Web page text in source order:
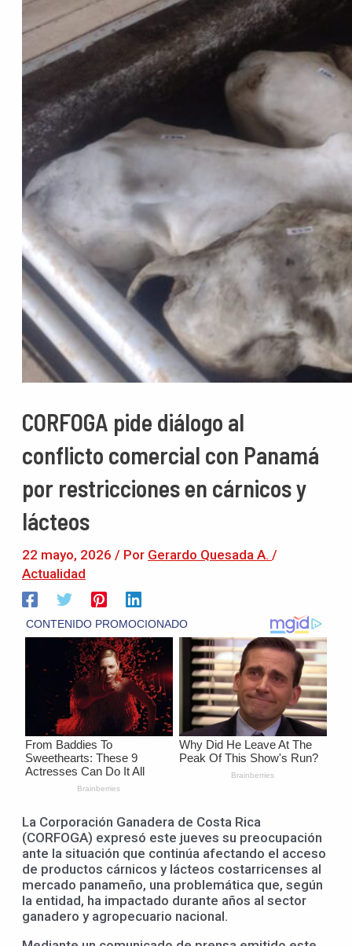
CORFOGA pide diálogo al
conflicto comercial con Panamá
por restricciones en cárnicos y
lácteos
22 mayo, 2026 / Por Gerardo Quesada A. /
Actualidad
La Corporación Ganadera de Costa Rica
(CORFOGA) expresó este jueves su preocupación
ante la situación que continúa afectando el acceso
de productos cárnicos y lácteos costarricenses al
mercado panameño, una problemática que, según
la entidad, ha impactado durante años al sector
ganadero y agropecuario nacional.